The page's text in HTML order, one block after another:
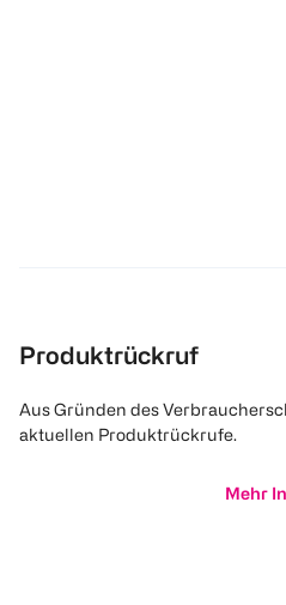
Produktrückruf
Aus Gründen des
aktuellen Produktrückrufe.
Mehr